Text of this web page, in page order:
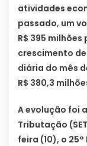
atividades
passado, um
R$ 395
crescimento
diária do mês
R$ 380,3
A evolução foi
Tributação
feira (10), o